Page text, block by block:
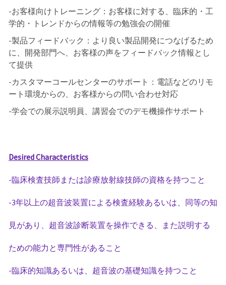
-お客様向けトレーニング：お客様に対する、臨床的・工
学的・トレンドからの情報等の勉強会の開催
-製品フィードバック：より良い製品開発につなげるため
に、開発部門へ、お客様の声をフィードバック情報とし
て提供
-カスタマーコールセンターのサポート：電話などのリモ
ート環境からの、お客様からの問い合わせ対応
-学会での展示説明員、講習会でのデモ機操作サポート
Desired Characteristics
-臨床検査技師または診療放射線技師の資格を持つこと
-3年以上の超音波装置による検査経験あるいは、同等の知
見があり、超音波診断装置を操作できる、また説明する
ための能力と専門性があること
-臨床的知識あるいは、超音波の基礎知識を持つこと